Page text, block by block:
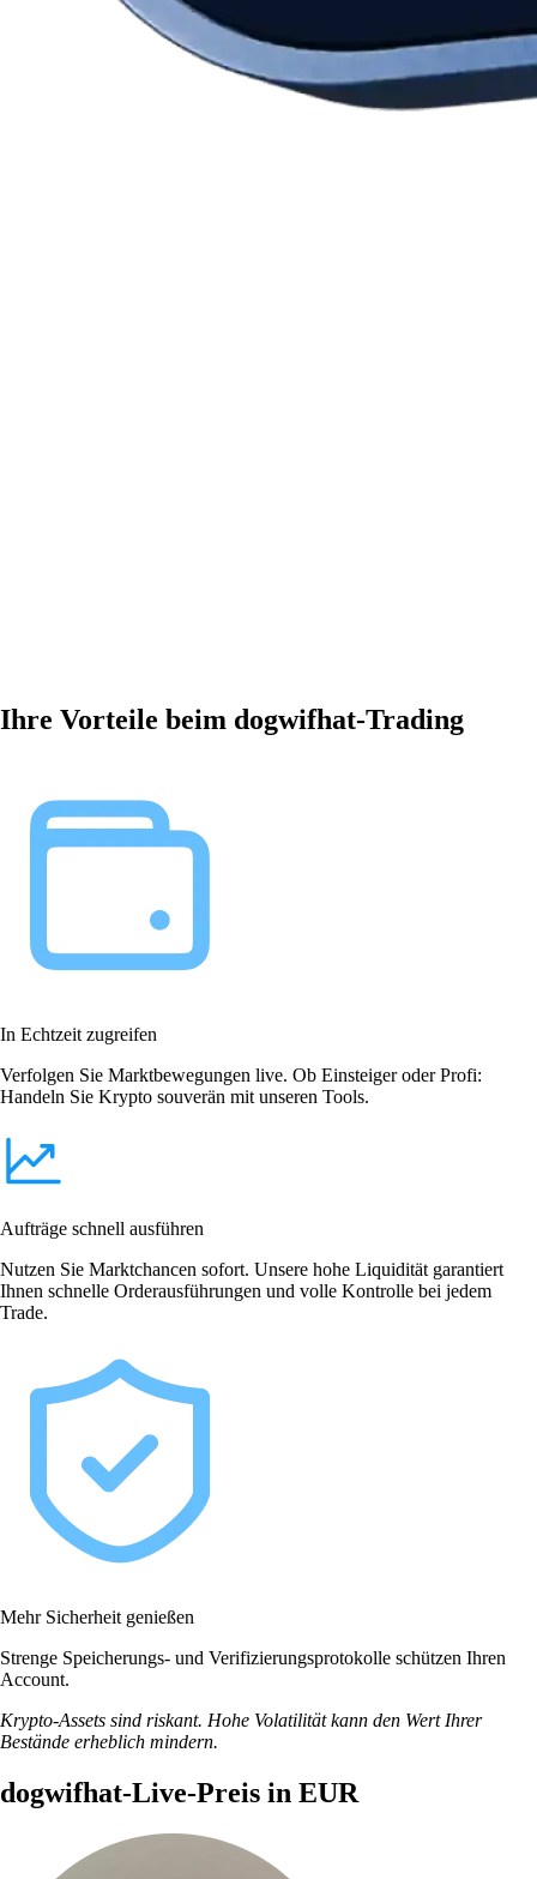
Ihre Vorteile beim dogwifhat-Trading
In Echtzeit zugreifen
Verfolgen Sie Marktbewegungen live. Ob Einsteiger oder Profi:
Handeln Sie Krypto souverän mit unseren Tools.
Aufträge schnell ausführen
Nutzen Sie Marktchancen sofort. Unsere hohe Liquidität garantiert
Ihnen schnelle Orderausführungen und volle Kontrolle bei jedem
Trade.
Mehr Sicherheit genießen
Strenge Speicherungs- und Verifizierungsprotokolle schützen Ihren
Account.
Krypto-Assets sind riskant. Hohe Volatilität kann den Wert Ihrer
Bestände erheblich mindern.
dogwifhat-Live-Preis in EUR